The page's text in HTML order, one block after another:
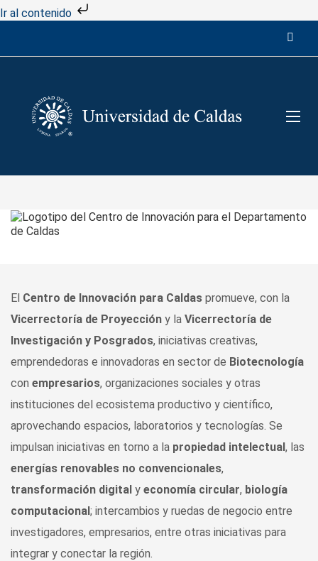
Ir al contenido
El Centro de Innovación para Caldas promueve, con la
Vicerrectoría de Proyección y la Vicerrectoría de
Investigación y Posgrados, iniciativas creativas,
emprendedoras e innovadoras en sector de Biotecnología
con empresarios, organizaciones sociales y otras
instituciones del ecosistema productivo y científico,
aprovechando espacios, laboratorios y tecnologías. Se
impulsan iniciativas en torno a la propiedad intelectual, las
energías renovables no convencionales,
transformación digital y economía circular, biología
computacional; intercambios y ruedas de negocio entre
investigadores, empresarios, entre otras iniciativas para
integrar y conectar la región.